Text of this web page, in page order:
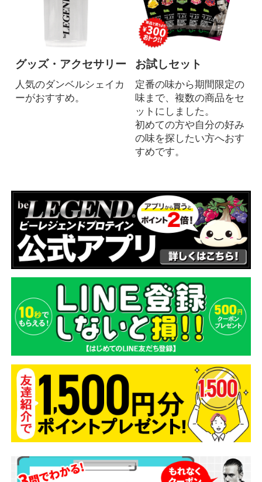
グッズ・アクセサリー
人気のダンベルシェイカ
ーがおすすめ。
お試しセット
定番の味から期間限定の
味まで、複数の商品をセ
ットにしました。
初めての方や自分の好み
の味を探したい方へおす
すめです。